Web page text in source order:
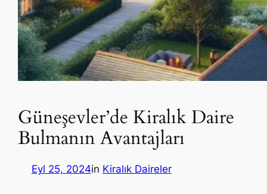
Güneşevler’de Kiralık Daire
Bulmanın Avantajları
Eyl 25, 2024in Kiralık Daireler